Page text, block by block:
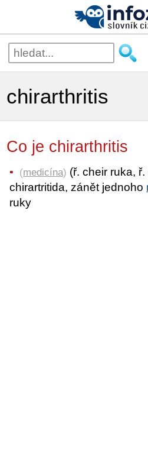
chirarthritis
Co je chirarthritis
(medicína) (ř. cheir ruka,
chirartritida, zánět jednoho
ruky